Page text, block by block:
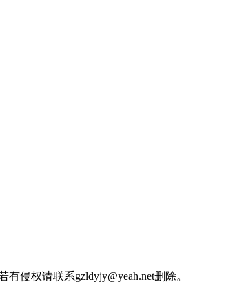
侵权请联系gzldyjy@yeah.net删除。